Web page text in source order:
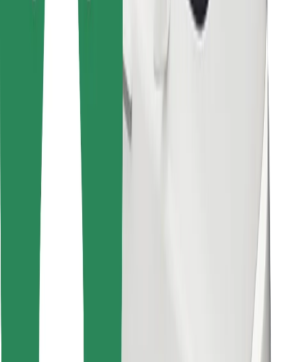
Drošība
Saņem braucienu minūšu laikā!
Lejupielādē Bolt lietotni
Atrodi savas mīļākās maltītes!
Lejupielādē Bolt Food lietotni